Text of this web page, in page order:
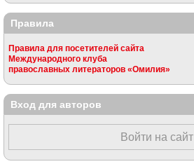
Правила
Правила для посетителей сайта
Международного клуба
православных литераторов «Омилия»
Вход для авторов
Войти на сайт